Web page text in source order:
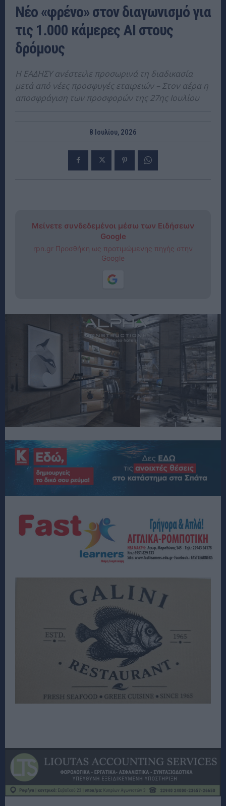
Νέο «φρένο» στον διαγωνισμό για
τις 1.000 κάμερες AI στους
δρόμους
Η ΕΑΔΗΣΥ ανέστειλε προσωρινά τη διαδικασία
μετά από νέες προσφυγές εταιρειών – Στον αέρα η
αποσφράγιση των προσφορών της 27ης Ιουλίου
8 Ιουλίου, 2026
Μείνετε συνδεδεμένοι μέσω των Ειδήσεων
Google
rpn.gr Προσθήκη ως προτιμώμενης πηγής στην
Google